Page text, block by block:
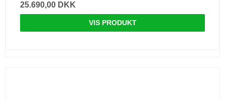
25.690,00 DKK
VIS PRODUKT